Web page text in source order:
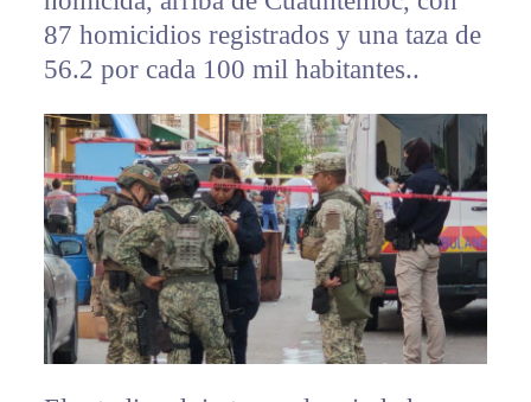
87 homicidios registrados y una taza de
56.2 por cada 100 mil habitantes..